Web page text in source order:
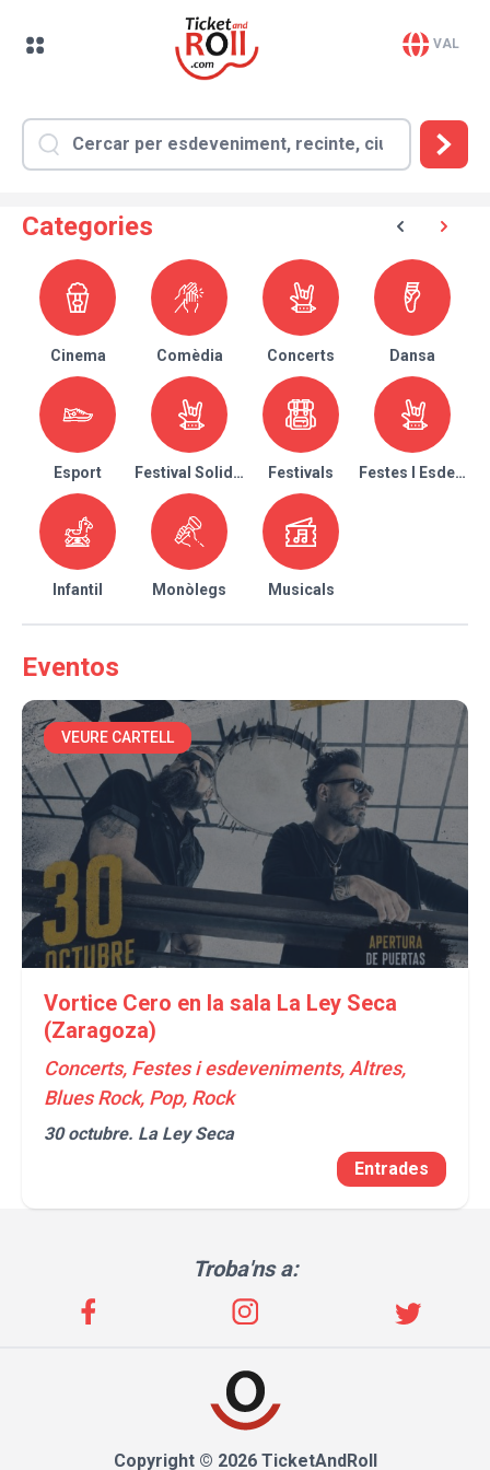
VAL
Categories
Cinema Comèdia Concerts Dansa
Esport Festival Solidari Festivals Festes I
Infantil Monòlegs Musicals
Eventos
VEURE CARTELL
Vortice Cero en la sala La Ley Seca
(Zaragoza)
Concerts, Festes i esdeveniments, Altres,
Blues Rock, Pop, Rock
30 octubre. La Ley Seca
Entrades
Troba'ns a:
Copyright © 2026 TicketAndRoll